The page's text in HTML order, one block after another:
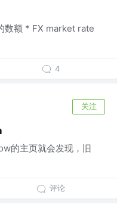
数额 * FX market rate
4
关注
的主页就会发现，旧
评论